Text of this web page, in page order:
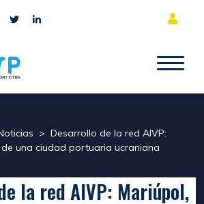
> Desarrollo de la red AIVP:
una ciudad portuaria ucraniana
la red AIVP: Mariúpol,